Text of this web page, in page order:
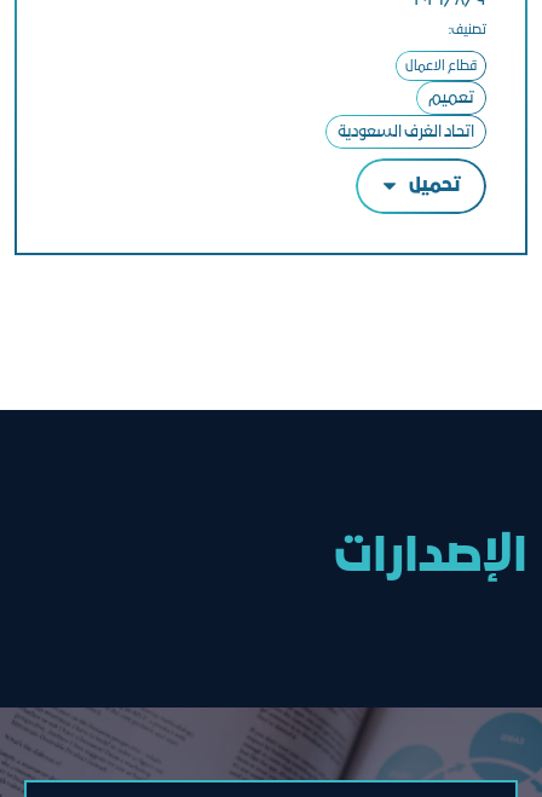
تصنيف:
قطاع الاعمال
تعميم
اتحاد الغرف السعودية
تحميل
الإصدارات